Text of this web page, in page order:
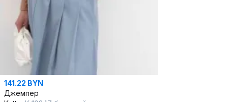
141.22 BYN
Джемпер